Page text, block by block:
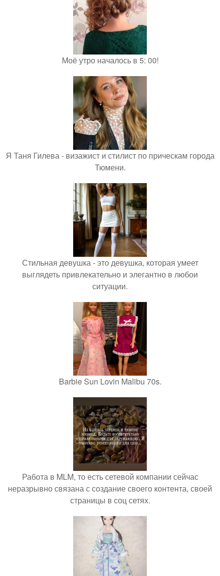
Моё утро началось в 5: 00!
Я Таня Гилева - визажист и стилист по прическам города
Тюмени.
Стильная девушка - это девушка, которая умеет
выглядеть привлекательно и элегантно в любои
ситуации.
Barbie Sun Lovin Malibu 70s.
Работа в MLM, то есть сетевой компании сейчас
неразрывно связана с создание своего контента, своей
страницы в соц сетях.